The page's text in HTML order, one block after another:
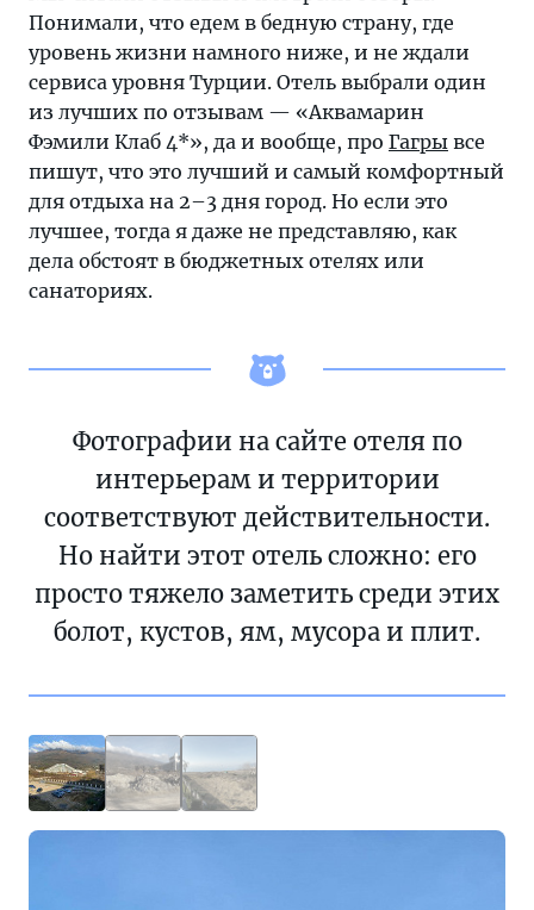
сервиса
уровня
Турции
Понимали, что едем в бедную страну, где
уровень жизни намного ниже, и не ждали
сервиса уровня Турции. Отель выбрали один
из лучших по отзывам — «Аквамарин
Фэмили Клаб 4*», да и вообще, про Гагры все
пишут, что это лучший и самый комфортный
для отдыха на 2–3 дня город. Но если это
лучшее, тогда я даже не представляю, как
дела обстоят в бюджетных отелях или
санаториях.
Фотографии на сайте отеля по
интерьерам и территории
соответствуют действительности.
Но найти этот отель сложно: его
просто тяжело заметить среди этих
болот, кустов, ям, мусора и плит.